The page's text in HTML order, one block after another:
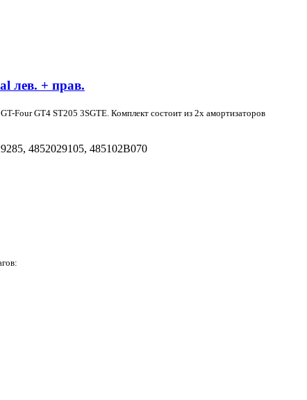
лев. + прав.
GT-Four GT4 ST205 3SGTE. Комплект состоит из 2х амортизаторов
4852029105, 485102B070